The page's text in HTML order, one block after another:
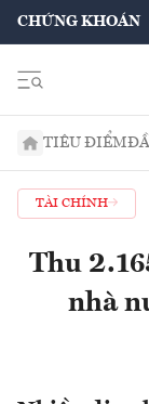
CHỨNG KHOÁN
TIÊU ĐIỂM
TÀI CHÍNH
Thu
nhà